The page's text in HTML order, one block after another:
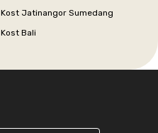
Kost Jatinangor Sumedang
Kost Bali